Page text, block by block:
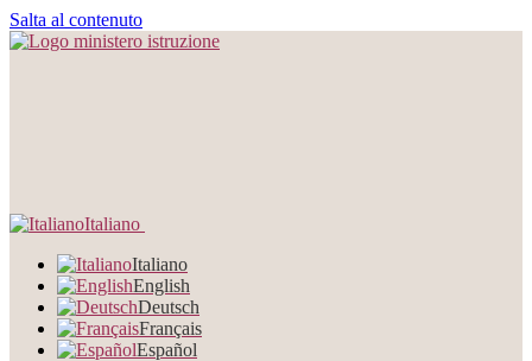
Salta al contenuto
Italiano
Italiano
English
Deutsch
Français
Español